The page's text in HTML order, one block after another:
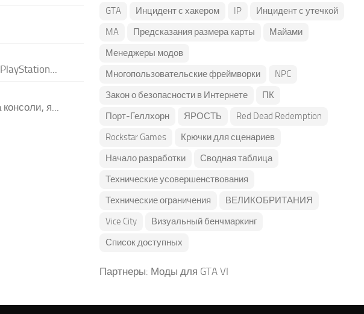
я...
GTA
Инцидент с хакером IP
Инцидент с утечкой
MA
Предсказания размера карты
Майами
Менеджеры модов
Многопользовательские фреймворки
NPC
Закон о безопасности в Интернете
ПК
Порт-Геллхорн
ЯРОСТЬ
Red Dead Redemption
Rockstar Games
Крючки для сценариев
Начало разработки
Сводная таблица
Технические усовершенствования
Технические ограничения
ВЕЛИКОБРИТАНИЯ
Vice City
Визуальный бенчмаркинг
Список доступных
Партнеры: Моды для GTA VI